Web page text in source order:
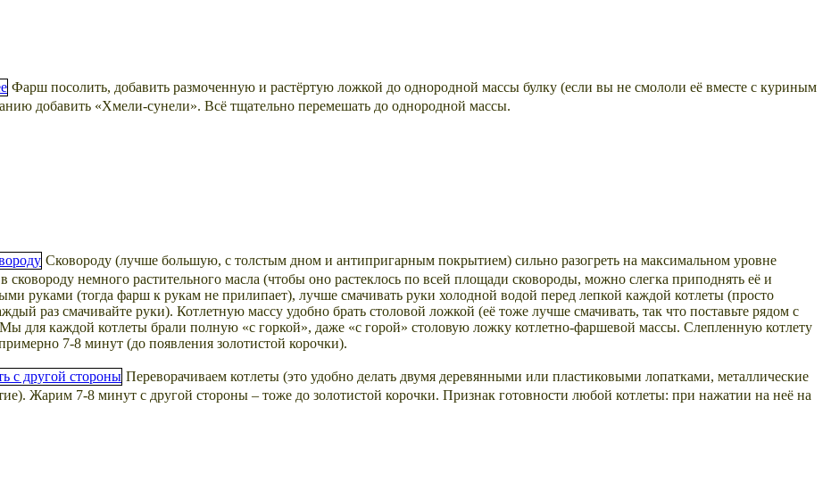
Фарш посолить, добавить размоченную и растёртую ложкой до однородной массы булку (если вы не смололи её вместе с куриным
добавить «Хмели-сунели». Всё тщательно перемешать до однородной массы.
Сковороду (лучше большую, с толстым дном и антипригарным покрытием) сильно разогреть на максимальном уровне
сковороду немного растительного масла (чтобы оно растеклось по всей площади сковороды, можно слегка приподнять её и
руками (тогда фарш к рукам не прилипает), лучше смачивать руки холодной водой перед лепкой каждой котлеты (просто
раз смачивайте руки). Котлетную массу удобно брать столовой ложкой (её тоже лучше смачивать, так что поставьте рядом с
для каждой котлеты брали полную «с горкой», даже «с горой» столовую ложку котлетно-фаршевой массы. Слепленную котлету
7-8 минут (до появления золотистой корочки).
Переворачиваем котлеты (это удобно делать двумя деревянными или пластиковыми лопатками, металлические
Жарим 7-8 минут с другой стороны – тоже до золотистой корочки. Признак готовности любой котлеты: при нажатии на неё на